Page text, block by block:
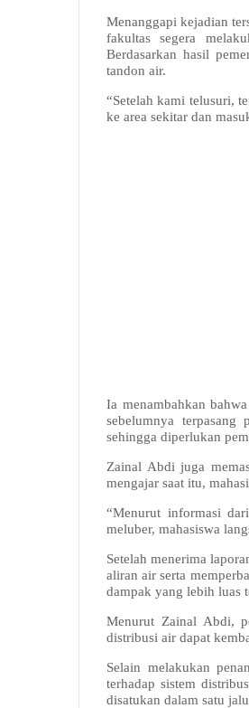
Menanggapi kejadian
fakultas segera
Berdasarkan hasil
tandon air.
“Setelah kami telusuri,
ke area sekitar dan
Ia menambahkan
sebelumnya
sehingga diperlukan
Zainal Abdi juga
mengajar saat itu,
“Menurut informasi
meluber, mahasiswa
Setelah menerima
aliran air serta
dampak yang lebih luas
Menurut Zainal Abdi,
distribusi air dapat
Selain melakukan
terhadap sistem
disatukan dalam satu